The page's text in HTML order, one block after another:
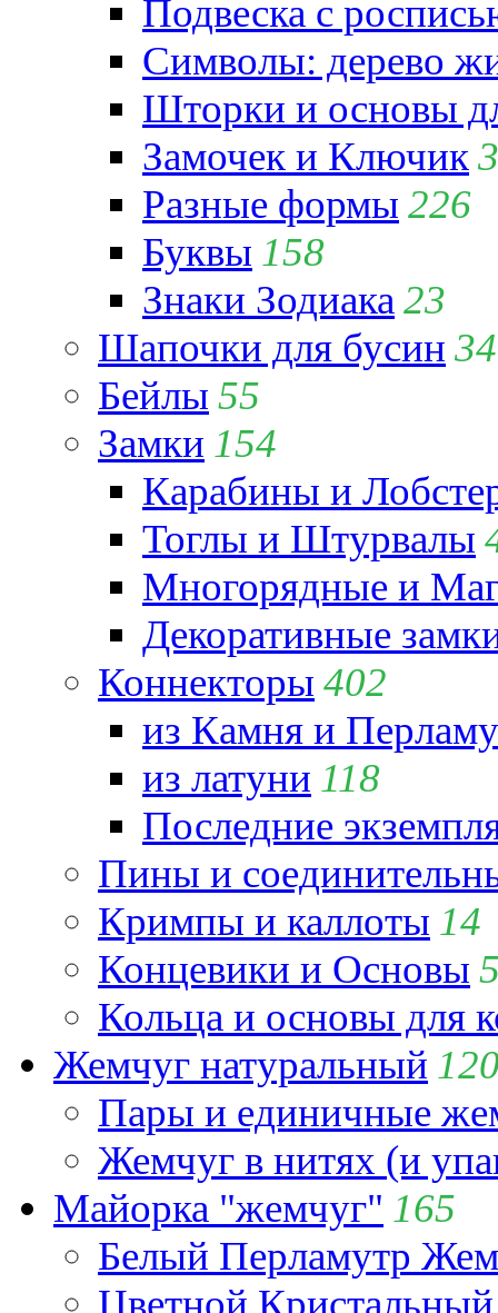
Подвеска с
Символы: дерево
Шторки и основы
Замочек и Ключик
Разные формы 226
Буквы 158
Знаки Зодиака 23
Шапочки для бусин 34
Бейлы 55
Замки 154
Карабины и
Тоглы и Штурвалы
Многорядные и
Декоративные
Коннекторы 402
из Камня и
из латуни 118
Последние
Пины и
Кримпы и каллоты 14
Концевики и Основы
Кольца и основы для
Жемчуг натуральный
Пары и единичные
Жемчуг в нитях (и
Майорка "жемчуг" 165
Белый Перламутр
Цветной